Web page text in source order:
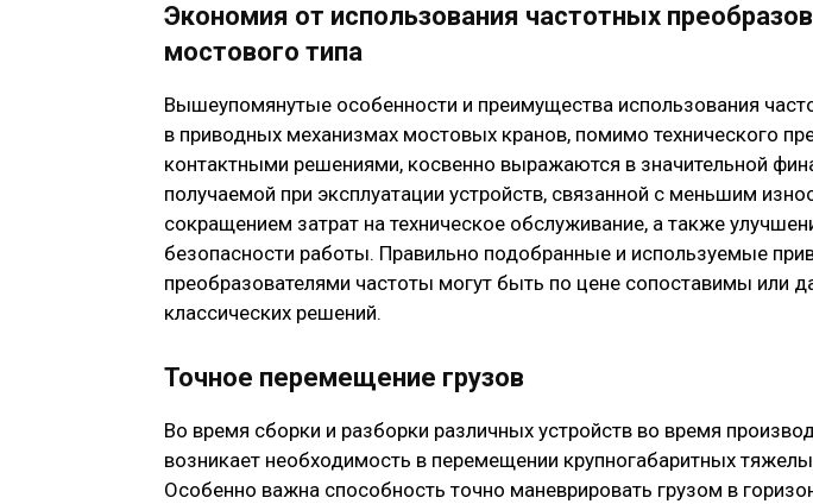
Экономия от использования частотных
мостового типа
Вышеупомянутые особенности и преимущества использования
в приводных механизмах мостовых кранов, помимо технического
контактными решениями, косвенно выражаются в значительной
получаемой при эксплуатации устройств, связанной с меньшим
сокращением затрат на техническое обслуживание, а также
безопасности работы. Правильно подобранные и используемые
преобразователями частоты могут быть по цене сопоставимы или
классических решений.
Точное перемещение грузов
Во время сборки и разборки различных устройств во время
возникает необходимость в перемещении крупногабаритных
Особенно важна способность точно маневрировать грузом в